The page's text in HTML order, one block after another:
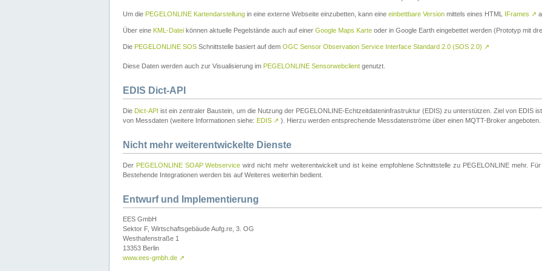
Um die PEGELONLINE Kartendarstellung in eine externe Webseite einzubetten, kann eine einbettbare Version mittels eines HTML IFrames ↗
Über eine KML-Datei können aktuelle Pegelstände auch auf einer Google Maps Karte oder in Google Earth eingebettet werden (Prototyp mit
Die PEGELONLINE SOS Schnittstelle basiert auf dem OGC Sensor Observation Service Interface Standard 2.0 (SOS 2.0) ↗
Diese Daten werden auch zur Visualisierung im PEGELONLINE Sensorwebclient genutzt.
EDIS Dict-API
Die Dict-API ist ein zentraler Baustein, um die Nutzung der PEGELONLINE-Echtzeitdateninfrastruktur (EDIS) zu unterstützen. Ziel von EDIS
von Messdaten (weitere Informationen siehe: EDIS ↗ ). Hierzu werden entsprechende Messdatenströme über einen MQTT-Broker angeboten.
Nicht mehr weiterentwickelte Dienste
Der PEGELONLINE SOAP Webservice wird nicht mehr weiterentwickelt und ist keine empfohlene Schnittstelle zu PEGELONLINE mehr.
Bestehende Integrationen werden bis auf Weiteres weiterhin bedient.
Entwurf und Implementierung
EES GmbH
Sektor F, Wirtschaftsgebäude Aufg.re, 3. OG
Westhafenstraße 1
13353 Berlin
www.ees-gmbh.de ↗